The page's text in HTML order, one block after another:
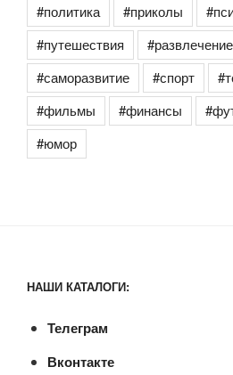
#политика
#приколы
#путешествия
#развлечение
#саморазвитие
#спорт
#фильмы
#финансы
#юмор
НАШИ КАТАЛОГИ:
Телеграм
Вконтакте